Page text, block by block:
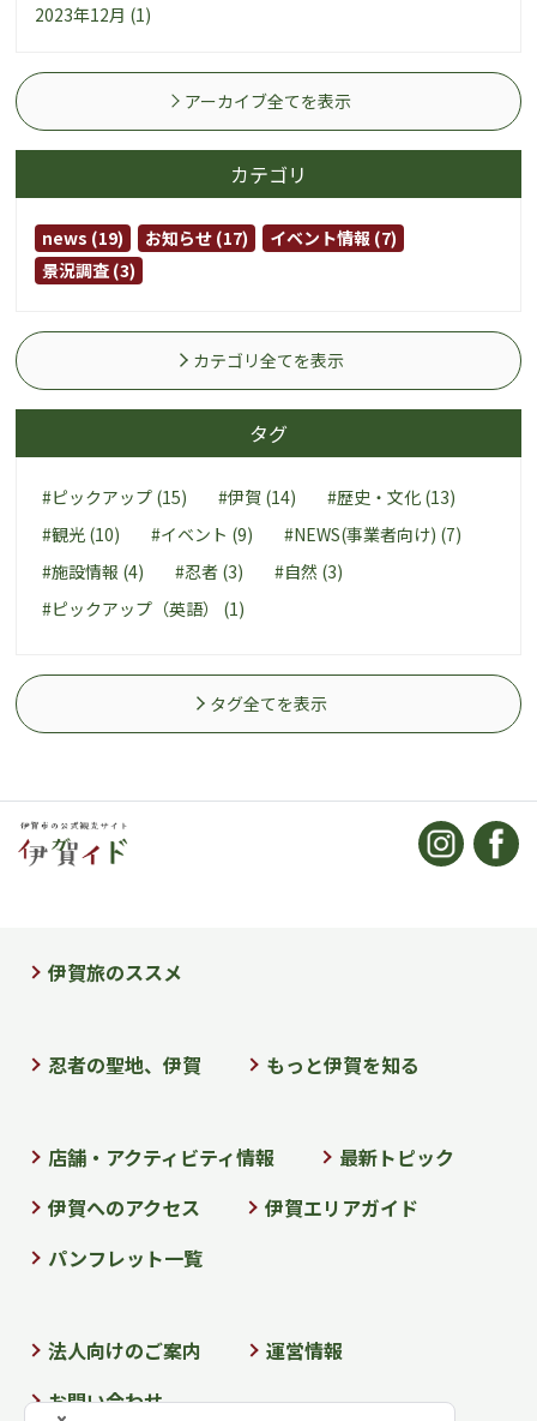
2023年12月 (1)
アーカイブ全てを表示
カテゴリ
news (19) お知らせ (17)
イベント情報 (7)
景況調査 (3)
カテゴリ全てを表示
タグ
#ピックアップ (15) #伊賀 (14)
#歴史・文化 (13)
#観光 (10)
#イベント (9)
#NEWS(事業者向け) (7)
#施設情報 (4)
#忍者 (3)
#自然 (3)
#ピックアップ（英語） (1)
タグ全てを表示
伊賀旅のススメ
忍者の聖地、伊賀 もっと伊賀を知る
店舗・アクティビティ情報
最新トピック
伊賀へのアクセス
伊賀エリアガイド
パンフレット一覧
法人向けのご案内
運営情報
お問い合わせ